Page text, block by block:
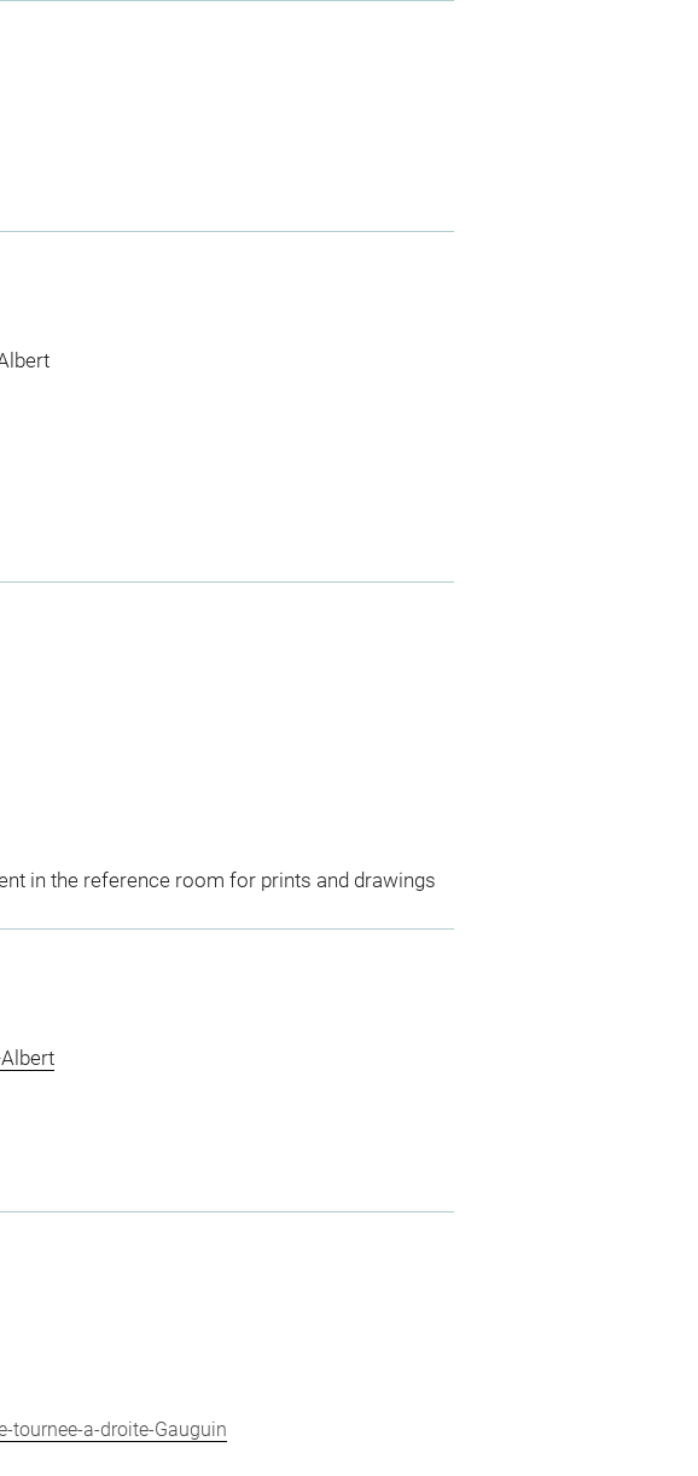
in the reference room for prints and drawings
tournee-a-droite-Gauguin